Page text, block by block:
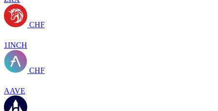
CHF
1INCH
CHF
AAVE